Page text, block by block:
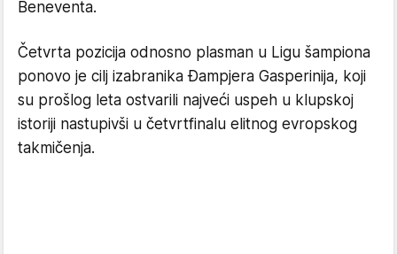
Beneventa.
Četvrta pozicija odnosno plasman u Ligu šampiona
ponovo je cilj izabranika Đampjera Gasperinija, koji
su prošlog leta ostvarili najveći uspeh u klupskoj
istoriji nastupivši u četvrtfinalu elitnog evropskog
takmičenja.